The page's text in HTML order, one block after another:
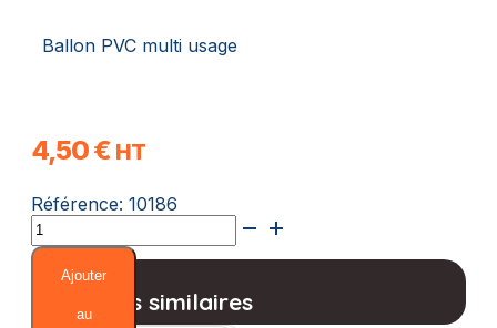
Ballon PVC multi usage
4,50€ HT
Référence: 10186
quantité
de
BallonAjouter
au
Produits similaires